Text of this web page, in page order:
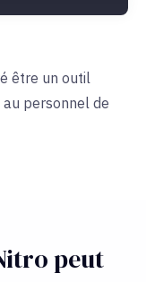
être un outil
personnel de
peut